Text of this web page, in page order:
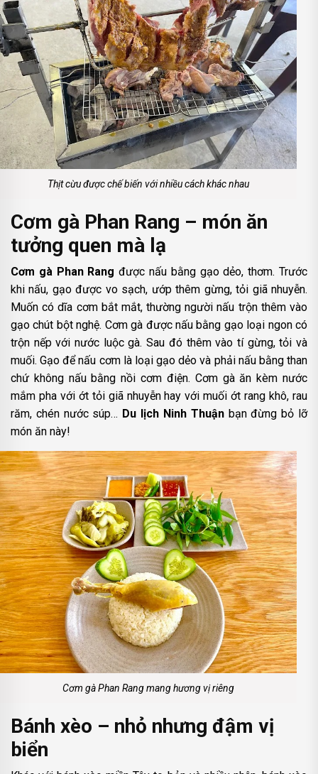
Thịt cừu được chế biến với nhiều cách khác nhau
Cơm gà Phan Rang – món ăn
tưởng quen mà lạ
Cơm gà Phan Rang được nấu bằng gạo dẻo, thơm. Trước
khi nấu, gạo được vo sạch, ướp thêm gừng, tỏi giã nhuyễn.
Muốn có dĩa cơm bắt mắt, thường người nấu trộn thêm vào
gạo chút bột nghệ. Cơm gà được nấu bằng gạo loại ngon có
trộn nếp với nước luộc gà. Sau đó thêm vào tí gừng, tỏi và
muối. Gạo để nấu cơm là loại gạo dẻo và phải nấu bằng than
chứ không nấu bằng nồi cơm điện. Cơm gà ăn kèm nước
mắm pha với ớt tỏi giã nhuyễn hay với muối ớt rang khô, rau
răm, chén nước súp… Du lịch Ninh Thuậnbạn đừng bỏ lỡ
món ăn này!
Cơm gà Phan Rang mang hương vị riêng
Bánh xèo – nhỏ nhưng đậm vị
biển